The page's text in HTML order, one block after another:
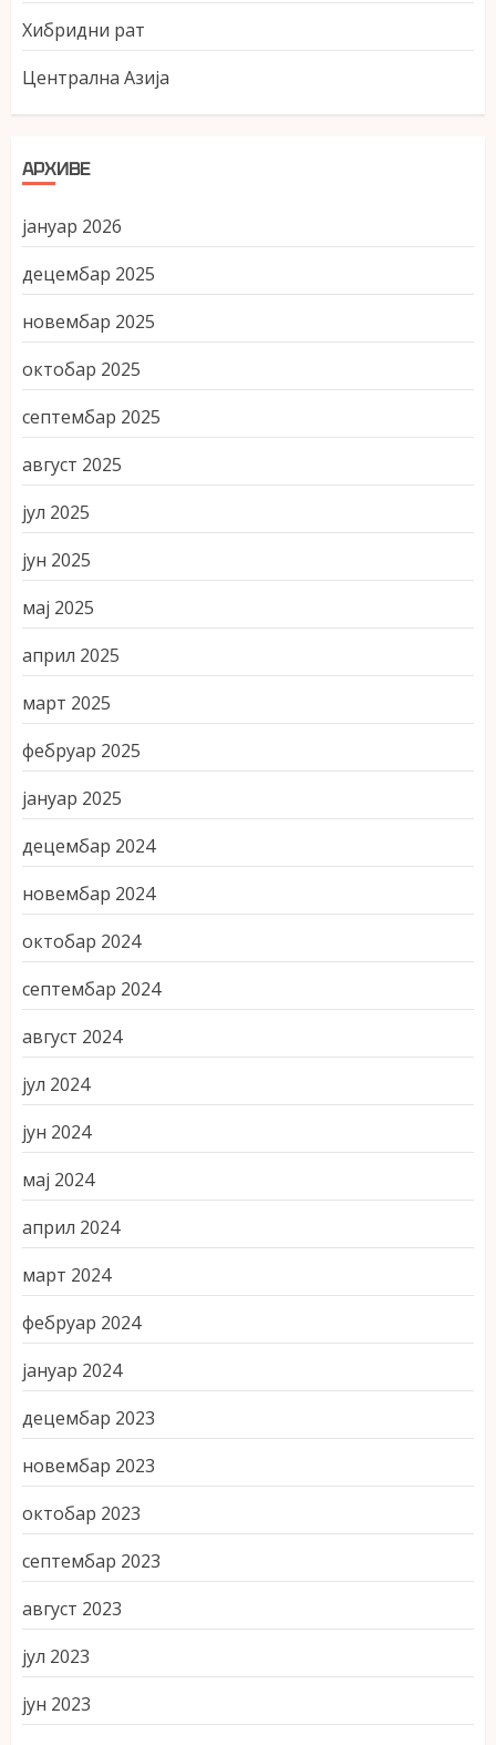
Хибридни рат
Централна Азија
АРХИВЕ
јануар 2026
децембар 2025
новембар 2025
октобар 2025
септембар 2025
август 2025
јул 2025
јун 2025
мај 2025
април 2025
март 2025
фебруар 2025
јануар 2025
децембар 2024
новембар 2024
октобар 2024
септембар 2024
август 2024
јул 2024
јун 2024
мај 2024
април 2024
март 2024
фебруар 2024
јануар 2024
децембар 2023
новембар 2023
октобар 2023
септембар 2023
август 2023
јул 2023
јун 2023